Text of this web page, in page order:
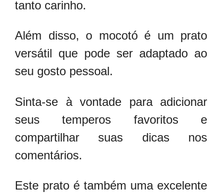
tanto carinho.
Além disso, o mocotó é um prato
versátil que pode ser adaptado ao
seu gosto pessoal.
Sinta-se à vontade para adicionar
seus temperos favoritos e
compartilhar suas dicas nos
comentários.
Este prato é também uma excelente